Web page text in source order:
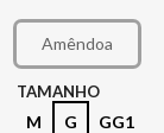
Amêndoa
TAMANHO
M G GG1